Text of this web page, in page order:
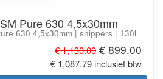
Pure 630 4,5x30mm
630 4,5x30mm | snippers | 130l
€ 1,130.00 € 899.00
€ 1,087.79 inclusief btw